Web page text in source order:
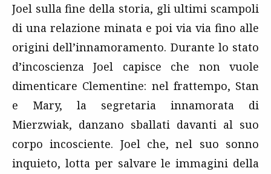
Joel sulla fine della storia, gli ultimi scampoli
di una relazione minata e poi via via fino alle
origini dell’innamoramento. Durante lo stato
d’incoscienza Joel capisce che non vuole
dimenticare Clementine: nel frattempo, Stan
e Mary, la segretaria innamorata di
Mierzwiak, danzano sballati davanti al suo
corpo incosciente. Joel che, nel suo sonno
inquieto, lotta per salvare le immagini della